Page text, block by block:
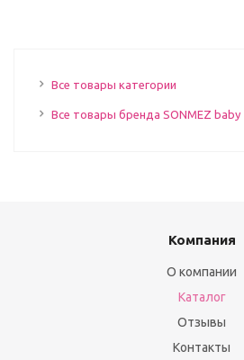
Все товары категории
Все товары бренда SONMEZ baby
Компания
О компании
Каталог
Отзывы
Контакты